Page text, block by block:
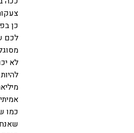
כן
לכם
לא
כמו